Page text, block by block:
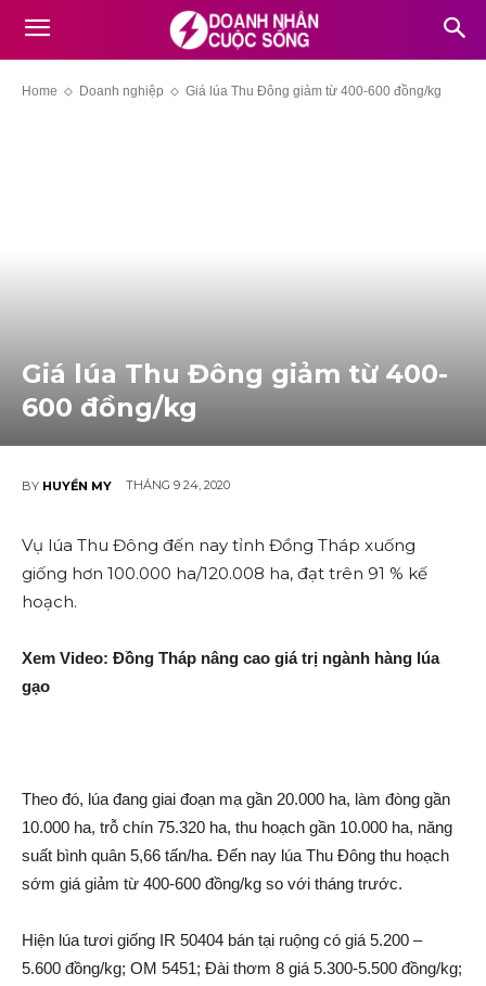
Home Doanh nghiệp Giá lúa Thu Đông giảm từ 400-600 đồng/kg
Giá lúa Thu Đông giảm từ 400-
600 đồng/kg
BY HUYỀN MY THÁNG 9 24, 2020
Vụ lúa Thu Đông đến nay tỉnh Đồng Tháp xuống
giống hơn 100.000 ha/120.008 ha, đạt trên 91 % kế
hoạch.
Xem Video: Đồng Tháp nâng cao giá trị ngành hàng lúa
gạo
Theo đó, lúa đang giai đoạn mạ gần 20.000 ha, làm đòng gần
10.000 ha, trỗ chín 75.320 ha, thu hoạch gần 10.000 ha, năng
suất bình quân 5,66 tấn/ha. Đến nay lúa Thu Đông thu hoạch
sớm giá giảm từ 400-600 đồng/kg so với tháng trước.
Hiện lúa tươi giống IR 50404 bán tại ruộng có giá 5.200 –
5.600 đồng/kg; OM 5451; Đài thơm 8 giá 5.300-5.500 đồng/kg;